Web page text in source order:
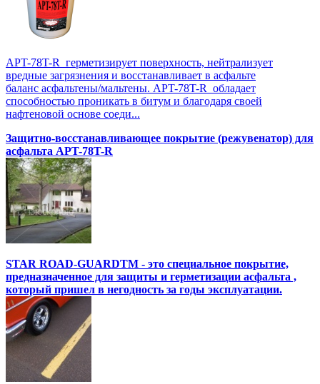
APT-78T-R герметизирует поверхность, нейтрализует
вредные загрязнения и восстанавливает в асфальте
баланс асфальтены/мальтены. APT-78T-R обладает
способностью проникать в битум и благодаря своей
нафтеновой основе соеди...
Защитно-восстанавливающее покрытие (режувенатор) для
асфальта APT-78T-R
STAR ROAD-GUARDTM - это специальное покрытие,
предназначенное для защиты и герметизации асфальта ,
который пришел в негодность за годы эксплуатации.